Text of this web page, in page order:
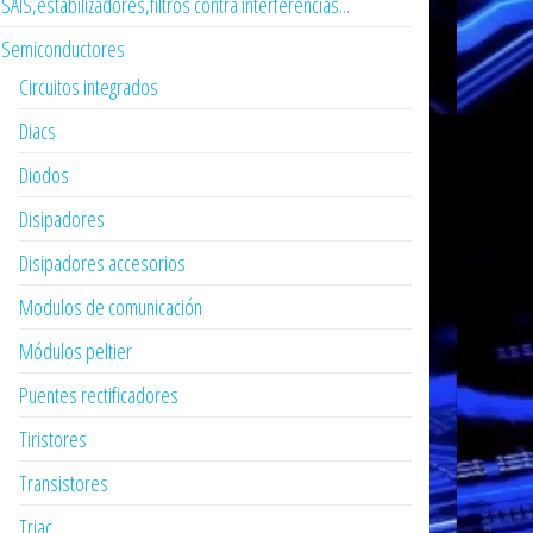
Semiconductores
Circuitos integrados
Diacs
Diodos
Disipadores
Disipadores accesorios
Modulos de comunicación
Módulos peltier
Puentes rectificadores
Tiristores
Transistores
Triac